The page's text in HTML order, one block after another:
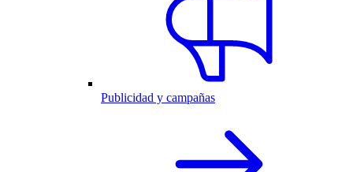
Publicidad y campañas